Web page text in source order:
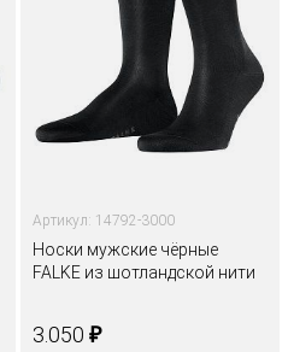
Артикул: 14792-3000
Носки мужские чёрные
FALKE из шотландской нити
3.050 ₽